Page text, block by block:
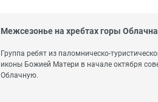
Межсезонье на хребтах горы
Группа ребят из паломническо-
иконы Божией Матери в начале октября
Облачную.